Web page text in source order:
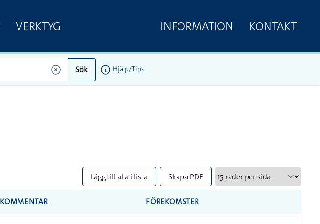
VERKTYG INFORMATION KONTAKT
Sök Hjälp/Tips
Lägg till alla i lista Skapa PDF
KOMMENTAR FÖREKOMSTER